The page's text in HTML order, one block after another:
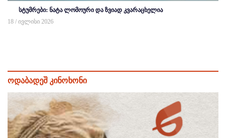
სტუმრები: ნატა ლომოური და ზვიად კვარაცხელია
18 / ივლისი 2026
ოდაბადეშ კინოხონი